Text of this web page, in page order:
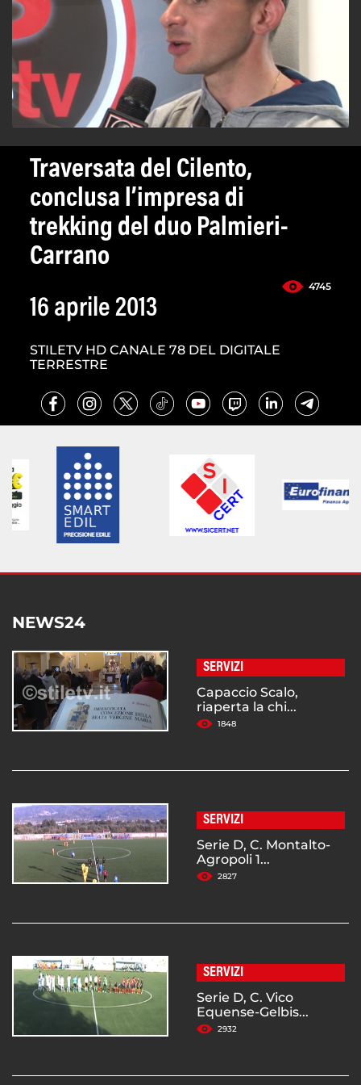
Traversata del Cilento,
conclusa l’impresa di
trekking del duo Palmieri-
Carrano
4745
16 aprile 2013
STILETV HD CANALE 78 DEL DIGITALE
TERRESTRE
NEWS24
SERVIZI
Capaccio Scalo,
riaperta la chi...
1848
SERVIZI
Serie D, C. Montalto-
Agropoli 1...
2827
SERVIZI
Serie D, C. Vico
Equense-Gelbis...
2932